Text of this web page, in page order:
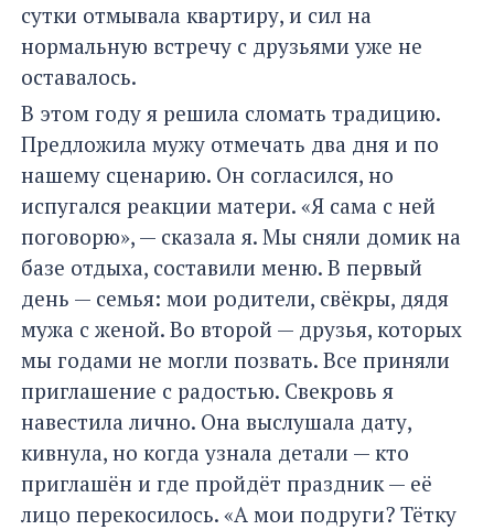
сутки отмывала квартиру, и сил на
нормальную встречу с друзьями уже не
оставалось.
В этом году я решила сломать традицию.
Предложила мужу отмечать два дня и по
нашему сценарию. Он согласился, но
испугался реакции матери. «Я сама с ней
поговорю», — сказала я. Мы сняли домик на
базе отдыха, составили меню. В первый
день — семья: мои родители, свёкры, дядя
мужа с женой. Во второй — друзья, которых
мы годами не могли позвать. Все приняли
приглашение с радостью. Свекровь я
навестила лично. Она выслушала дату,
кивнула, но когда узнала детали — кто
приглашён и где пройдёт праздник — её
лицо перекосилось. «А мои подруги? Тётку